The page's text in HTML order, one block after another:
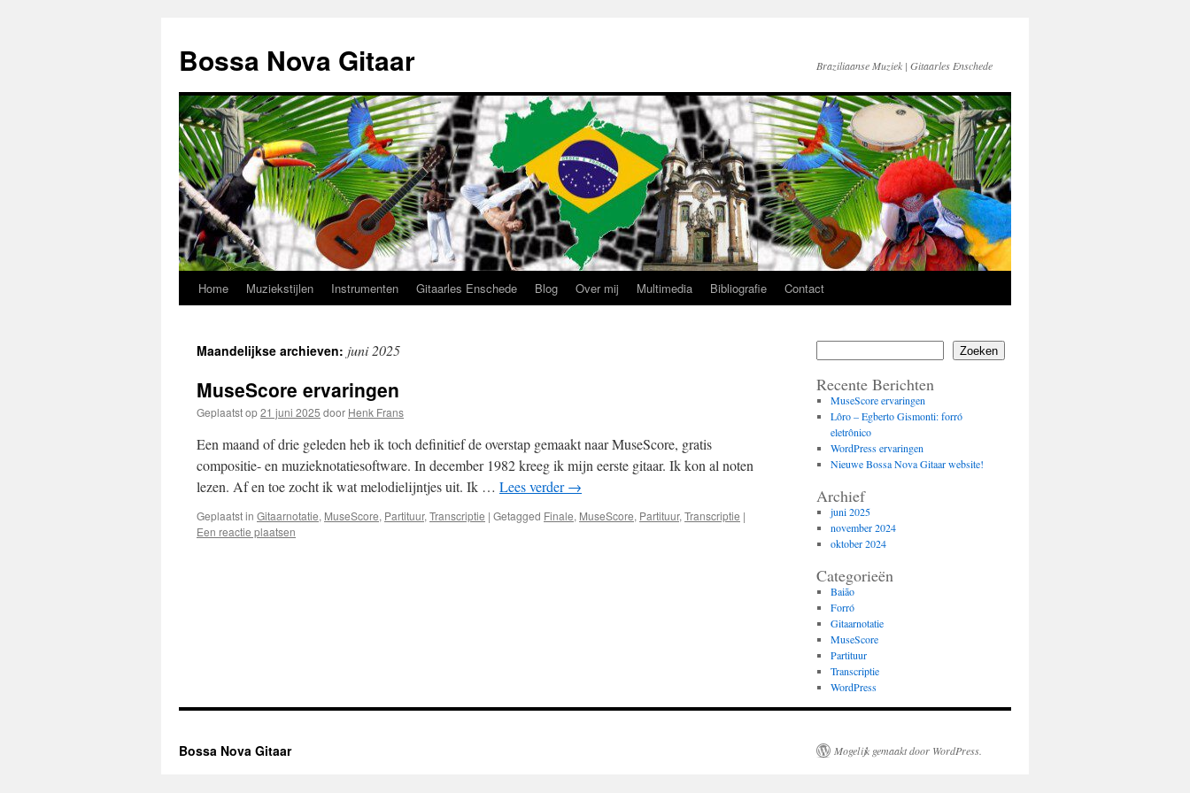
de
inhoud
Bossa Nova Gitaar Braziliaanse Muziek | Gitaarles Enschede
Home Muziekstijlen Instrumenten Gitaarles Enschede Blog Over mij Multimedia Bibliografie Contact
Maandelijkse archieven: juni 2025
MuseScore ervaringen
Geplaatst op21 juni 2025 door Henk Frans
Een maand of drie geleden heb ik toch definitief de overstap gemaakt naar MuseScore, gratis
compositie- en muzieknotatiesoftware. In december 1982 kreeg ik mijn eerste gitaar. Ik kon al noten
lezen. Af en toe zocht ik wat melodielijntjes uit. Ik … Lees verder→
Geplaatst in Gitaarnotatie, MuseScore, Partituur, Transcriptie | Getagged Finale, MuseScore, Partituur, Transcriptie |
Een reactie plaatsen
Zoeken
Recente Berichten
MuseScore ervaringen
Lôro – Egberto Gismonti: forró
eletrônico
WordPress ervaringen
Nieuwe Bossa Nova Gitaar website!
Archief
juni 2025
november 2024
oktober 2024
Categorieën
Baião
Forró
Gitaarnotatie
MuseScore
Partituur
Transcriptie
WordPress
Bossa Nova Gitaar Mogelijk gemaakt door WordPress.